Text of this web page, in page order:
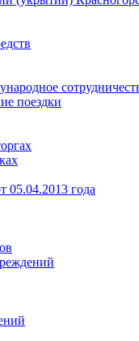
поездки
года